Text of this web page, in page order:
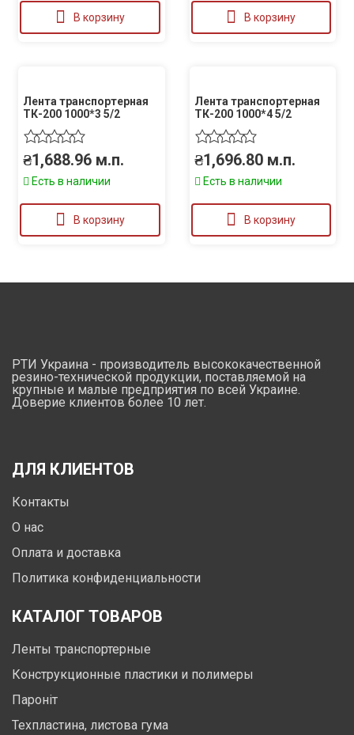
В корзину В корзину
Лента транспортерная
ТК-200 1000*3 5/2
₴1,688.96 м.п.
Есть в наличии
В корзину
Лента транспортерная
ТК-200 1000*4 5/2
₴1,696.80 м.п.
Есть в наличии
В корзину
РТИ Украина - производитель высококачественной
резино-технической продукции, поставляемой на
крупные и малые предприятия по всей Украине.
Доверие клиентов более 10 лет.
ДЛЯ КЛИЕНТОВ
Контакты
О нас
Оплата и доставка
Политика конфиденциальности
КАТАЛОГ ТОВАРОВ
Ленты транспортерные
Конструкционные пластики и полимеры
Пароніт
Техпластина, листова гума